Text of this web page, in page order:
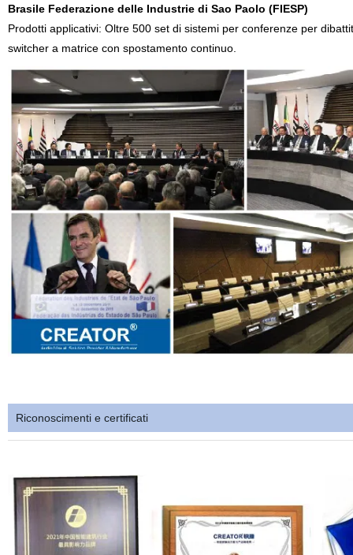
Brasile Federazione delle Industrie di Sao Paolo (FIESP)
Prodotti applicativi: Oltre 500 set di sistemi per conferenze per
switcher a matrice con spostamento continuo.
Riconoscimenti e certificati